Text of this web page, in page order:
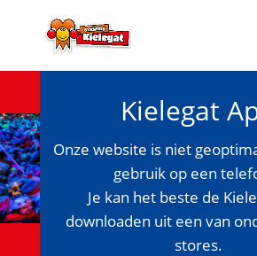
Carnaval in
ut Kielegat
Kielegat
Onze website is niet
gebruik op een
Je kan het beste de
downloaden uit een van
stores.